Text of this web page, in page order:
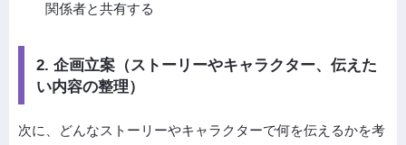
関係者と共有する
2. 企画立案（ストーリーやキャラクター、伝えた
い内容の整理）
次に、どんなストーリーやキャラクターで何を伝えるかを考